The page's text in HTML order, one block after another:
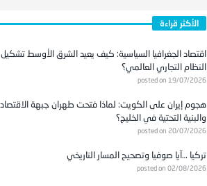
الأكثر قراءة
اقتصاد الجغرافيا السياسية: كيف يعيد الشرق الأوسط تشكيل
النظام التجاري العالمي؟
posted on 19/07/2026
هجوم إيران على الكويت: لماذا فتحت طهران جبهة الاقتصاد
والبنية التحتية في الخليج؟
posted on 20/07/2026
تركيا …آيا صوفيا وتصحيح المسار التاريخي
posted on 02/08/2026